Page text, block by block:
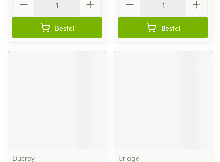
Bestel Bestel
Ducray
Uriage